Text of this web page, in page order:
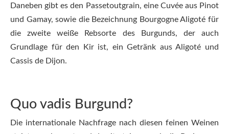
Daneben gibt es den Passetoutgrain, eine Cuvée aus Pinot
und Gamay, sowie die Bezeichnung Bourgogne Aligoté für
die zweite weiße Rebsorte des Burgunds, der auch
Grundlage für den Kir ist, ein Getränk aus Aligoté und
Cassis de Dijon.
Quo vadis Burgund?
Die internationale Nachfrage nach diesen feinen Weinen